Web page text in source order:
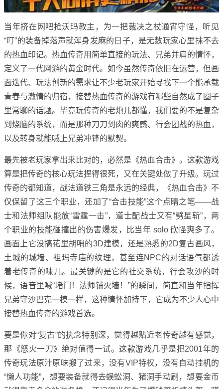
当年挤在网吧抢沃玛教主，为一把裁决之杖通宵守怪，听见
“叮”的装备掉落声就浑身发麻的日子，是无数玩家心里抹不去
的热血印记。热血传奇用简单直接的玩法、兄弟并肩的情怀，
定义了一代网游的黄金时代。如今虽然传奇依旧在运营，但画
面迭代、玩法创新的需求让不少老玩家开始寻找下一个能承载
青春与激情的归宿，接替热血传奇的游戏有哪些自然成了圈子
里常聊的话题。毕竟玩传奇的老炮儿都懂，我们要的不是复杂
到烧脑的系统，而是那种刀刀到肉的爽感、行会团战的热血，
以及转身就能喊上兄弟冲锋的默契。
最先被老玩家拿出来比对的，必然是《热血合击》。这款游戏
算是把传奇的核心玩法捏得很死，又在关键处做了升级。玩过
传奇的都知道，战法道铁三角是永远的经典，《热血合击》不
仅保留了这三个职业，还加了“合击技能”这个点睛之笔——战
士和法师组队能放“雷霆一击”，道士配战士又有“劈星斩”，两
个职业的技能碰撞出的伤害爆发，比当年 solo 砍怪爽多了。
画面上它没搞花里胡哨的3D建模，还是熟悉的2D复古画风，
土城的城墙、祖玛寺庙的纹理，甚至连NPC的对话语气都透
着老传奇的味儿。最关键的是它的社交系统，行会攻沙的时
候，语音里喊“堵门！法师铺火墙！”的瞬间，简直和当年指挥
兄弟守沙巴克一模一样，这种情怀加持下，它成为不少人心中
接替热血传奇的游戏首选。
要是你对“复古”的执念特别深，觉得越贴近老传奇越有感觉，
那《怒火一刀》绝对值得一试。这款游戏几乎是把2001年的
传奇玩法原汁原味搬了过来，没有VIP特权，没有自动挂机的
“懒人功能”，想要装备就得去蜈蚣洞、猪洞手动刷，想要金币